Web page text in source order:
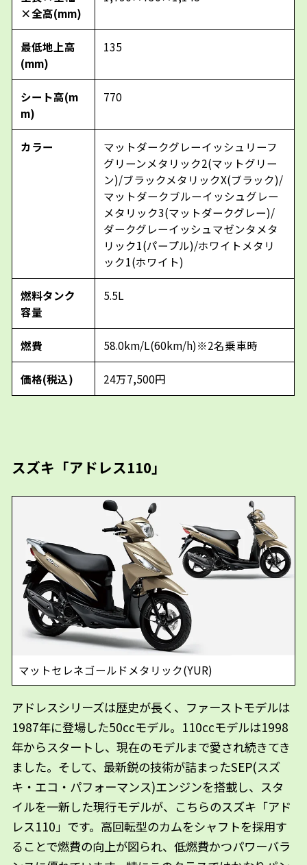
×全高(mm)
最低地上高
(mm)
135
シート高(m
m)
770
カラー
マットダークグレーイッシュリーフ
グリーンメタリック2(マットグリー
ン)/ブラックメタリックX(ブラック)/
マットダークブルーイッシュグレー
メタリック3(マットダークグレー)/
ダークグレーイッシュマゼンタメタ
リック1(パープル)/ホワイトメタリ
ック1(ホワイト)
燃料タンク
容量
5.5L
燃費 58.0km/L(60km/h)※2名乗車時
価格(税込) 24万7,500円
スズキ「アドレス110」
マットセレネゴールドメタリック(YUR)
アドレスシリーズは歴史が長く、ファーストモデルは
1987年に登場した50ccモデル。110ccモデルは1998
年からスタートし、現在のモデルまで愛され続きてき
ました。そして、最新鋭の技術が詰まったSEP(スズ
キ・エコ・パフォーマンス)エンジンを搭載し、スタ
イルを一新した現行モデルが、こちらのスズキ「アド
レス110」です。高回転型のカムをシャフトを採用す
ることで燃費の向上が図られ、低燃費かつパワーバラ